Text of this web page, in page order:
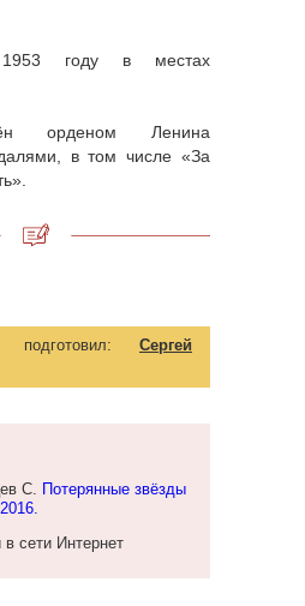
году в местах
орденом Ленина
в том числе «За
подготовил: Сергей
С. Потерянные звёзды
в сети Интернет